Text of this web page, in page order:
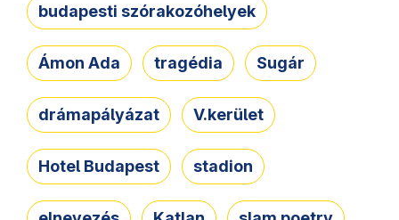
budapesti szórakozóhelyek
Ámon Ada tragédia Sugár
drámapályázat V.kerület
Hotel Budapest stadion